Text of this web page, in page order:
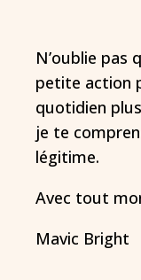
N’oublie pas
petite action
quotidien
je te
légitime.
Avec tout
Mavic Bright